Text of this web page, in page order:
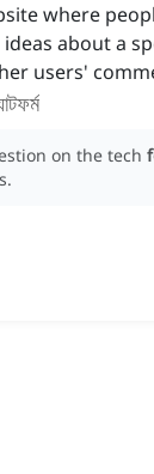
where
about a
users'
on the tech